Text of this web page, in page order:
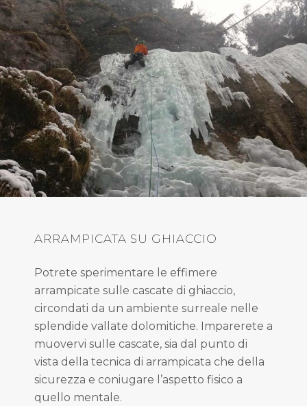
ARRAMPICATA SU GHIACCIO
Potrete sperimentare le effimere
arrampicate sulle cascate di ghiaccio,
circondati da un ambiente surreale nelle
splendide vallate dolomitiche. Imparerete a
muovervi sulle cascate, sia dal punto di
vista della tecnica di arrampicata che della
sicurezza e coniugare l’aspetto fisico a
quello mentale.